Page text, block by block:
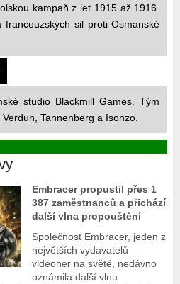
kampaň z let 1915 až 1916.
sil proti Osmanské
studio Blackmill Games. Tým
Tannenberg a Isonzo.
Embracer propustil přes 1
387 zaměstnanců a přichází
další vlna propouštění
Společnost Embracer, jeden z
největších vydavatelů
videoher na světě, nedávno
oznámila další vlnu